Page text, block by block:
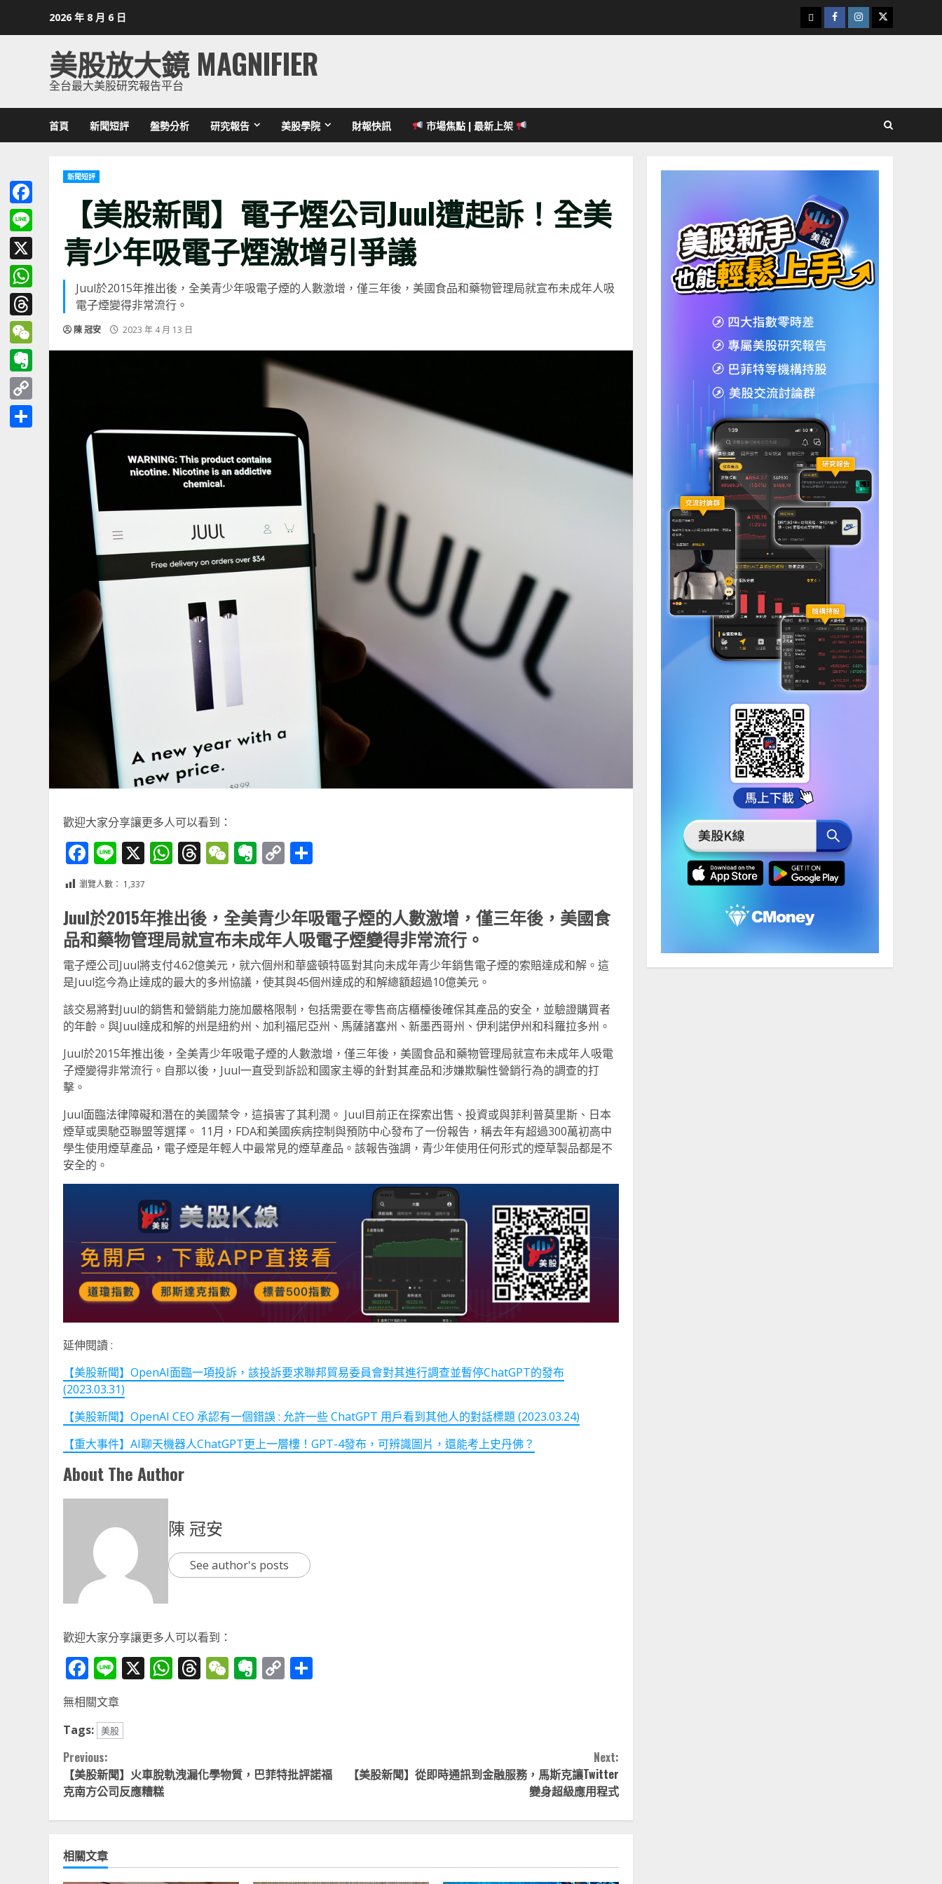
2026 年 8 月 6 日
下
載
Facebook
Instagram
Twitter
美股放大鏡 MAGNIFIER
全台最大美股研究報告平台
首頁 新聞短評 盤勢分析 研究報告 美股學院 財報快訊 市場焦點 | 最新上架
新聞短評
【美股新聞】電子煙公司Juul遭起訴！全美
青少年吸電子煙激增引爭議
Juul於2015年推出後，全美青少年吸電子煙的人數激增，僅三年後，美國食品和藥物管理局就宣布未成年人吸
電子煙變得非常流行。
陳 冠安 2023 年 4 月 13 日
歡迎大家分享讓更多人可以看到：
Facebook
Line
X WhatsApp
Threads
WeChat
Evernote
Copy
瀏覽人數： 1,337
Juul於2015年推出後，全美青少年吸電子煙的人數激增，僅三年後，美國食
品和藥物管理局就宣布未成年人吸電子煙變得非常流行。
電子煙公司Juul將支付4.62億美元，就六個州和華盛頓特區對其向未成年青少年銷售電子煙的索賠達成和解。這
是Juul迄今為止達成的最大的多州協議，使其與45個州達成的和解總額超過10億美元。
該交易將對Juul的銷售和營銷能力施加嚴格限制，包括需要在零售商店櫃檯後確保其產品的安全，並驗證購買者
的年齡。與Juul達成和解的州是紐約州、加利福尼亞州、馬薩諸塞州、新墨西哥州、伊利諾伊州和科羅拉多州。
Juul於2015年推出後，全美青少年吸電子煙的人數激增，僅三年後，美國食品和藥物管理局就宣布未成年人吸電
子煙變得非常流行。自那以後，Juul一直受到訴訟和國家主導的針對其產品和涉嫌欺騙性營銷行為的調查的打
擊。
Juul面臨法律障礙和潛在的美國禁令，這損害了其利潤。 Juul目前正在探索出售、投資或與菲利普莫里斯、日本
煙草或奧馳亞聯盟等選擇。 11月，FDA和美國疾病控制與預防中心發布了一份報告，稱去年有超過300萬初高中
學生使用煙草產品，電子煙是年輕人中最常見的煙草產品。該報告強調，青少年使用任何形式的煙草製品都是不
安全的。
延伸閱讀 :
【美股新聞】OpenAI面臨一項投訴，該投訴要求聯邦貿易委員會對其進行調查並暫停ChatGPT的發布
(2023.03.31)
【美股新聞】OpenAI CEO 承認有一個錯誤 : 允許一些 ChatGPT 用戶看到其他人的對話標題 (2023.03.24)
【重大事件】AI聊天機器人ChatGPT更上一層樓！GPT-4發布，可辨識圖片，還能考上史丹佛？
About The Author
陳 冠安
See author's posts
歡迎大家分享讓更多人可以看到：
Facebook
Line
X WhatsApp
Threads
WeChat
Evernote
Copy
無相關文章
Tags: 美股
Continue
Reading
Previous:
【美股新聞】火車脫軌洩漏化學物質，巴菲特批評諾福
克南方公司反應糟糕
Next:
【美股新聞】從即時通訊到金融服務，馬斯克讓Twitter
變身超級應用程式
相關文章
Facebook
Line
X
WhatsApp
Threads
WeChat
Evernote
Copy